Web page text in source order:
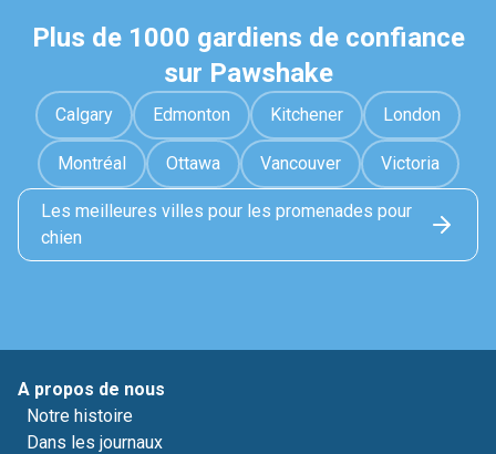
Plus de 1000 gardiens de confiance
sur Pawshake
Calgary Edmonton Kitchener London
Montréal Ottawa Vancouver Victoria
Les meilleures villes pour les promenades pour
chien
A propos de nous
Notre histoire
Dans les journaux